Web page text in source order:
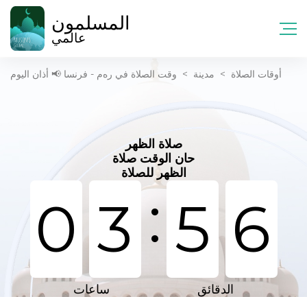
المسلمون
عالمي
أوقات الصلاة > مدينة > وقت الصلاة في رەم - فرنسا 📢 أذان اليوم
صلاة الظهر
حان الوقت صلاة
الظهر للصلاة
0 3 :5 6
ساعات الدقائق